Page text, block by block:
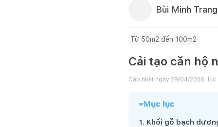
Bùi Minh Trang
Từ 50m2 đến 100m2
Cải tạo căn hộ
Cập nhật ngày 29/04/2026, lúc
Mục lục
1. Khối gỗ bạch